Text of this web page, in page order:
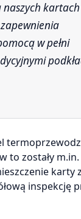
w pełni
to zostały m.in.
karty
inspekcję